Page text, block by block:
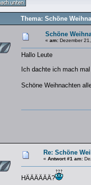
Thema: Schöne
Schöne
« am:Dezember
Hallo Leute
Ich dachte ich mach
Schöne Weihnachten
Re: Schöne
« Antwort #1 am:
HÄÄÄÄÄÄ?